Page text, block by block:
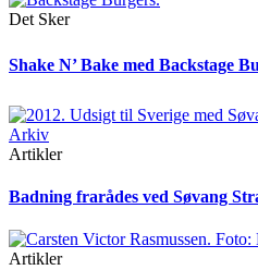
Det Sker
Shake N’ Bake med Backstage
Artikler
Badning frarådes ved Søvang
Artikler